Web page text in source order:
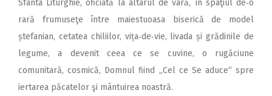
Sfânta Liturghie, oficiată la altarul de vară, în spaţiul de‑o
rară frumuseţe între maiestuoasa biserică de model
ștefanian, cetatea chiliilor, vița‑de‑vie, livada și grădinile de
legume, a devenit ceea ce se cuvine, o rugăciune
comunitară, cosmică, Domnul fiind „Cel ce Se aduce“ spre
iertarea păcatelor şi mântuirea noastră.